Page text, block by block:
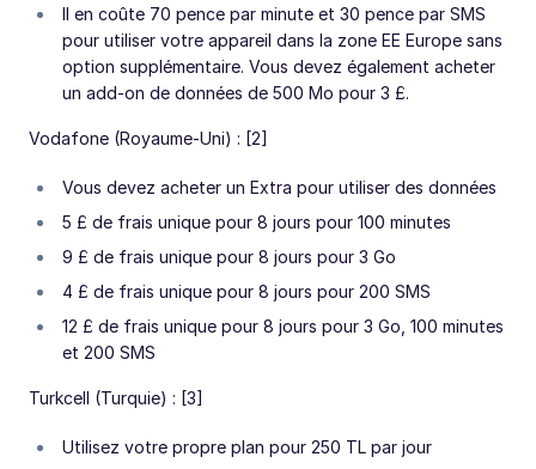
Il en coûte 70 pence par minute et 30 pence par SMS
pour utiliser votre appareil dans la zone EE Europe sans
option supplémentaire. Vous devez également acheter
un add-on de données de 500 Mo pour 3 £.
Vodafone (Royaume-Uni) : [2]
Vous devez acheter un Extra pour utiliser des données
5 £ de frais unique pour 8 jours pour 100 minutes
9 £ de frais unique pour 8 jours pour 3 Go
4 £ de frais unique pour 8 jours pour 200 SMS
12 £ de frais unique pour 8 jours pour 3 Go, 100 minutes
et 200 SMS
Turkcell (Turquie) : [3]
Utilisez votre propre plan pour 250 TL par jour